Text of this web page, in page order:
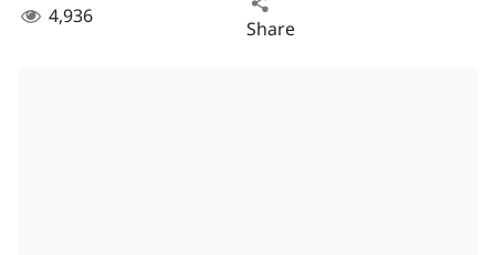
4,936 Share